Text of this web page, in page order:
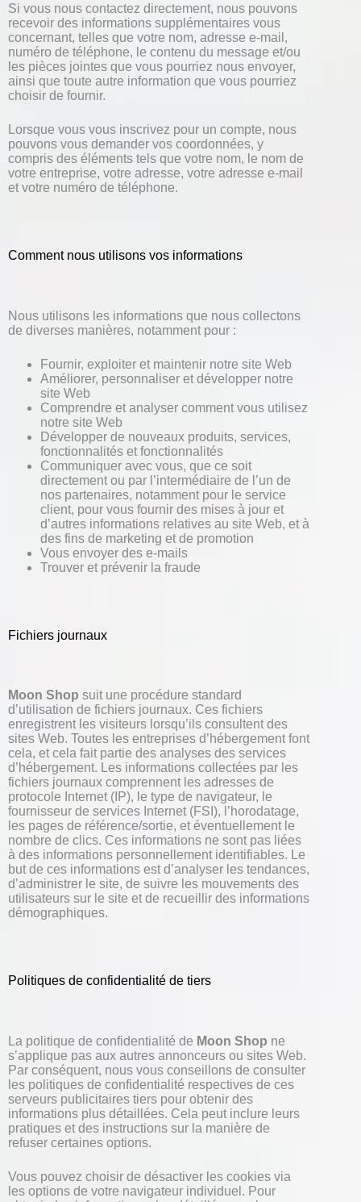
Si vous nous contactez directement, nous pouvons
recevoir des informations supplémentaires vous
concernant, telles que votre nom, adresse e-mail,
numéro de téléphone, le contenu du message et/ou
les pièces jointes que vous pourriez nous envoyer,
ainsi que toute autre information que vous pourriez
choisir de fournir.
Lorsque vous vous inscrivez pour un compte, nous
pouvons vous demander vos coordonnées, y
compris des éléments tels que votre nom, le nom de
votre entreprise, votre adresse, votre adresse e-mail
et votre numéro de téléphone.
Comment nous utilisons vos informations
Nous utilisons les informations que nous collectons
de diverses manières, notamment pour :
Fournir, exploiter et maintenir notre site Web
Améliorer, personnaliser et développer notre
site Web
Comprendre et analyser comment vous utilisez
notre site Web
Développer de nouveaux produits, services,
fonctionnalités et fonctionnalités
Communiquer avec vous, que ce soit
directement ou par l’intermédiaire de l’un de
nos partenaires, notamment pour le service
client, pour vous fournir des mises à jour et
d’autres informations relatives au site Web, et à
des fins de marketing et de promotion
Vous envoyer des e-mails
Trouver et prévenir la fraude
Fichiers journaux
Moon Shop suit une procédure standard
d’utilisation de fichiers journaux. Ces fichiers
enregistrent les visiteurs lorsqu’ils consultent des
sites Web. Toutes les entreprises d’hébergement font
cela, et cela fait partie des analyses des services
d’hébergement. Les informations collectées par les
fichiers journaux comprennent les adresses de
protocole Internet (IP), le type de navigateur, le
fournisseur de services Internet (FSI), l’horodatage,
les pages de référence/sortie, et éventuellement le
nombre de clics. Ces informations ne sont pas liées
à des informations personnellement identifiables. Le
but de ces informations est d’analyser les tendances,
d’administrer le site, de suivre les mouvements des
utilisateurs sur le site et de recueillir des informations
démographiques.
Politiques de confidentialité de tiers
La politique de confidentialité de Moon Shop ne
s’applique pas aux autres annonceurs ou sites Web.
Par conséquent, nous vous conseillons de consulter
les politiques de confidentialité respectives de ces
serveurs publicitaires tiers pour obtenir des
informations plus détaillées. Cela peut inclure leurs
pratiques et des instructions sur la manière de
refuser certaines options.
Vous pouvez choisir de désactiver les cookies via
les options de votre navigateur individuel. Pour